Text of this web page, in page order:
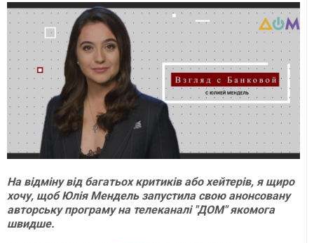
На відміну від багатьох критиків або хейтерів, я щиро
хочу, щоб Юлія Мендель запустила свою анонсовану
авторську програму на телеканалі "ДОМ" якомога
швидше.